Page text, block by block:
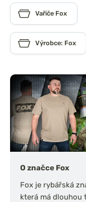
Vařiče Fox
Výrobce: Fox
O značce Fox
Fox je rybářská
která má dlouhou